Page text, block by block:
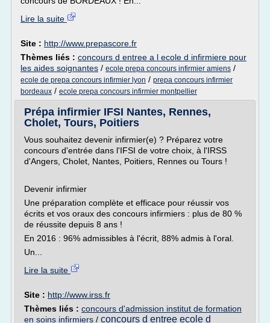
Lire la suite
Site : http://www.prepascore.fr
Thèmes liés : concours d entree a l ecole d infirmiere pour
les aides soignantes / ecole prepa concours infirmier amiens /
ecole de prepa concours infirmier lyon / prepa concours infirmier
bordeaux / ecole prepa concours infirmier montpellier
Prépa infirmier IFSI Nantes, Rennes,
Cholet, Tours, Poitiers
Vous souhaitez devenir infirmier(e) ? Préparez votre
concours d'entrée dans l'IFSI de votre choix, à l'IRSS
d'Angers, Cholet, Nantes, Poitiers, Rennes ou Tours !
Devenir infirmier
Une préparation complète et efficace pour réussir vos
écrits et vos oraux des concours infirmiers : plus de 80 %
de réussite depuis 8 ans !
En 2016 : 96% admissibles à l'écrit, 88% admis à l'oral.
Un...
Lire la suite
Site : http://www.irss.fr
Thèmes liés : concours d'admission institut de formation
en soins infirmiers / concours d entree ecole d